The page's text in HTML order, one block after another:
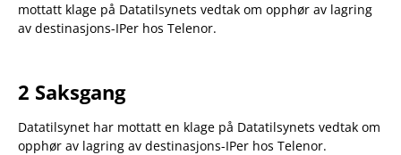
mottatt klage på Datatilsynets vedtak om opphør av lagring
av destinasjons-IPer hos Telenor.
2 Saksgang
Datatilsynet har mottatt en klage på Datatilsynets vedtak om
opphør av lagring av destinasjons-IPer hos Telenor.